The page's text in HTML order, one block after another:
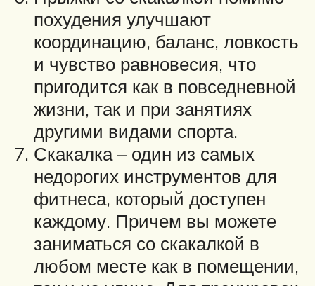
похудения улучшают
координацию, баланс, ловкость
и чувство равновесия, что
пригодится как в повседневной
жизни, так и при занятиях
другими видами спорта.
Скакалка – один из самых
недорогих инструментов для
фитнеса, который доступен
каждому. Причем вы можете
заниматься со скакалкой в
любом месте как в помещении,